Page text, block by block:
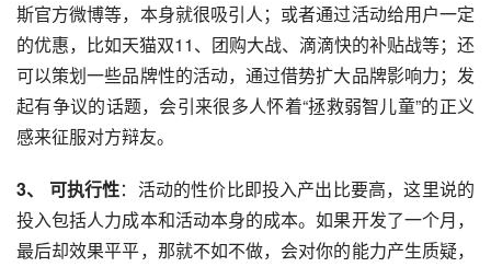
斯官方微博等，本身就很吸引人；或者通过活动给用户一定
的优惠，比如天猫双11、团购大战、 滴滴快的补贴战等；还
可以策划一些品牌性的活动，通过借势扩大品牌影响力；发
起有争议的话题，会引来很多人怀着“拯救弱智儿童”的正义
感来征服对方辩友。
3、 可执行性：活动的性价比即投入产出比要高，这里说的
投入包括人力成本和活动本身的成本。如果开发了一个月，
最后却效果平平，那就不如不做，会对你的能力产生质疑，